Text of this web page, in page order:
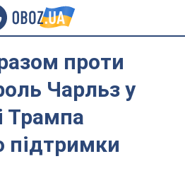
проти
Чарльз у
Трампа
підтримки